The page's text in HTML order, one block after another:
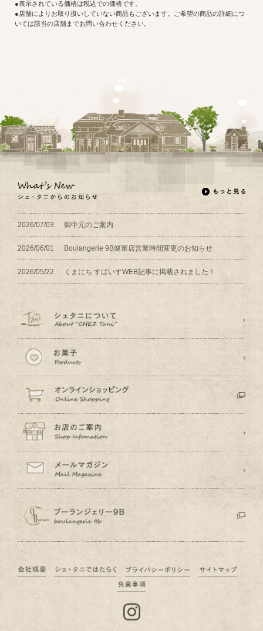
表示されている価格は税込での価格です。
店舗によりお取り扱いしていない商品もございます。ご希望の商品の詳細につ
いては該当の店舗までお問い合わせください。
2026/07/03 御中元のご案内
2026/06/01 Boulangerie 9B健軍店営業時間変更のお知らせ
2026/05/22 くまにち すぱいすWEB記事に掲載されました！